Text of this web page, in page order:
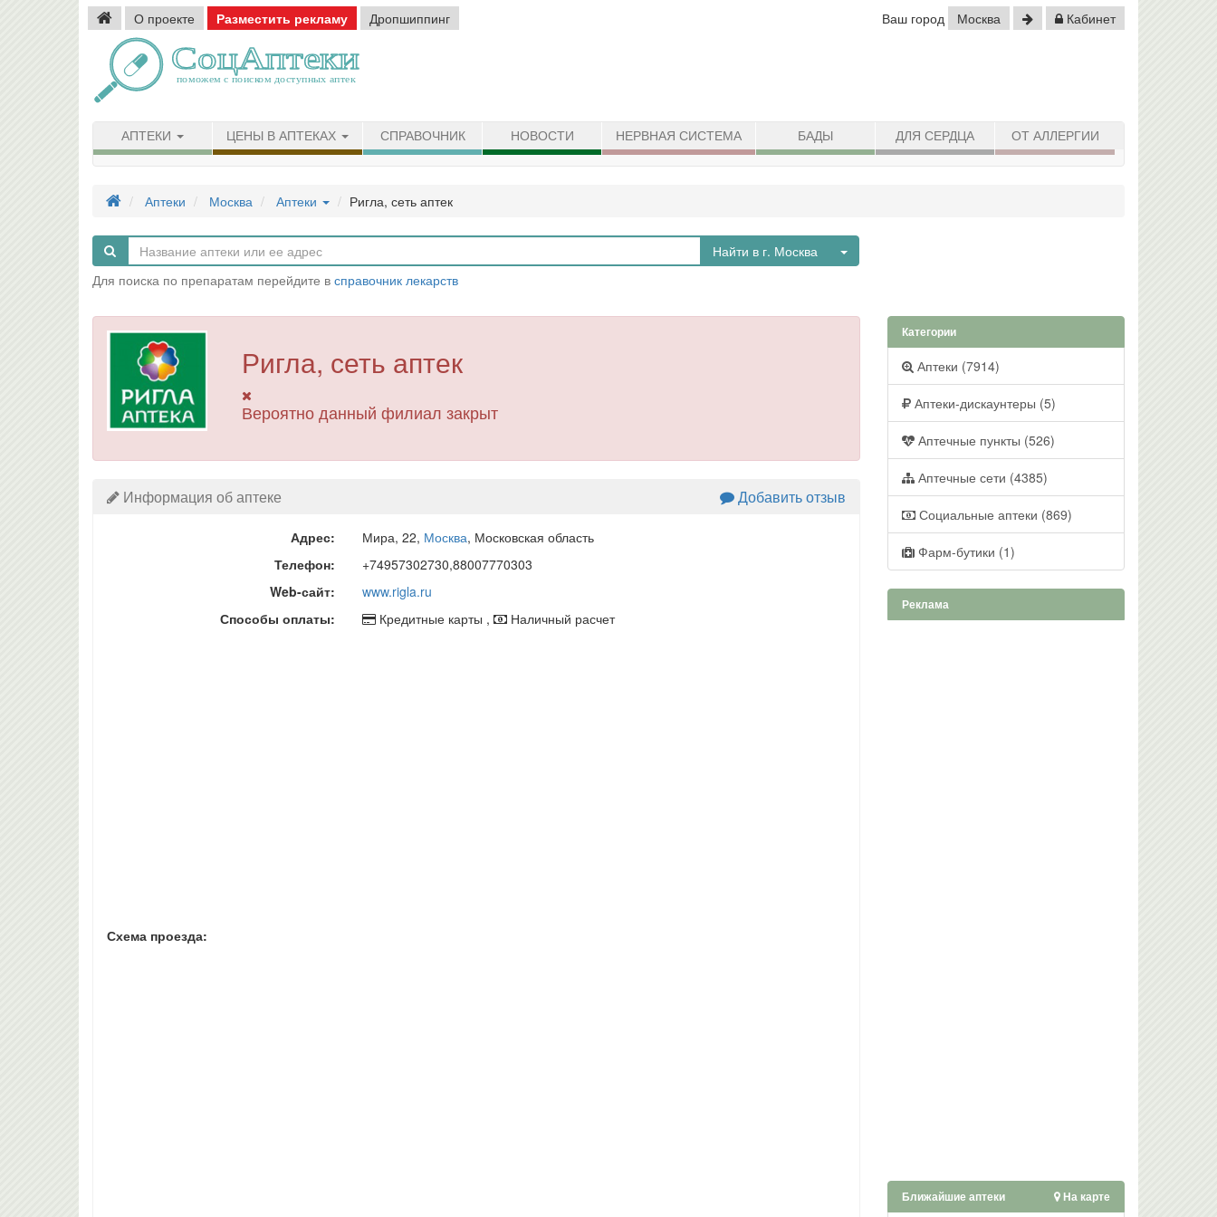
О проекте Разместить рекламу Дропшиппинг Ваш город Москва Кабинет
АПТЕКИ ЦЕНЫ В АПТЕКАХ СПРАВОЧНИК НОВОСТИ НЕРВНАЯ СИСТЕМА БАДЫ ДЛЯ СЕРДЦА ОТ АЛЛЕРГИИ
Аптеки Москва Аптеки Ригла, сеть аптек
Найти в г. Москва
Toggle Dropdown
Для поиска по препаратам перейдите в справочник лекарств
Ригла, сеть аптек
Вероятно данный филиал закрыт
Информация об аптеке Добавить отзыв
Адрес: Мира, 22, Москва, Московская область
Телефон:
+74957302730,88007770303
Web-сайт:
www.rigla.ru
Способы оплаты:
Кредитные карты , Наличный расчет
Схема проезда:
Категории
Аптеки (7914)
Аптеки-дискаунтеры (5)
Аптечные пункты (526)
Аптечные сети (4385)
Социальные аптеки (869)
Фарм-бутики (1)
Реклама
Ближайшие аптеки На карте